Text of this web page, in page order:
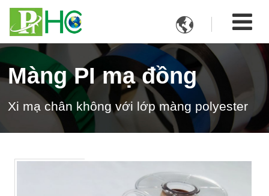

Màng PI mạ đồng
Xi mạ chân không với lớp màng polyester